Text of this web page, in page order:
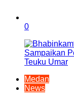
0
Medan
News